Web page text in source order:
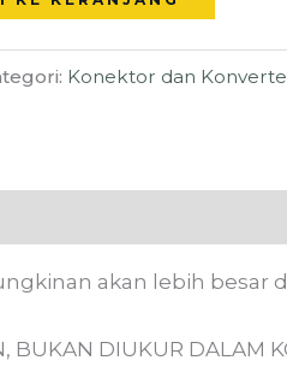
Konektor dan
akan lebih besar
BUKAN DIUKUR DALAM